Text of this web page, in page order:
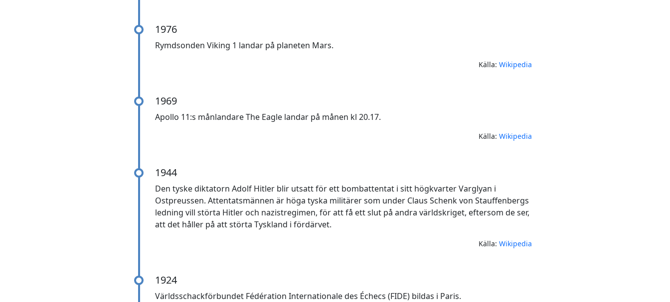
1976
Rymdsonden Viking 1 landar på planeten Mars.
Källa: Wikipedia
1969
Apollo 11:s månlandare The Eagle landar på månen kl 20.17.
Källa: Wikipedia
1944
Den tyske diktatorn Adolf Hitler blir utsatt för ett bombattentat i sitt högkvarter Varglyan i
Ostpreussen. Attentatsmännen är höga tyska militärer som under Claus Schenk von Stauffenbergs
ledning vill störta Hitler och nazistregimen, för att få ett slut på andra världskriget, eftersom de ser,
att det håller på att störta Tyskland i fördärvet.
Källa: Wikipedia
1924
Världsschackförbundet Fédération Internationale des Échecs (FIDE) bildas i Paris.